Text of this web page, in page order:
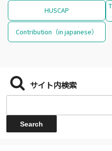
HUSCAP
Contribution（in japanese）
サイト内検索